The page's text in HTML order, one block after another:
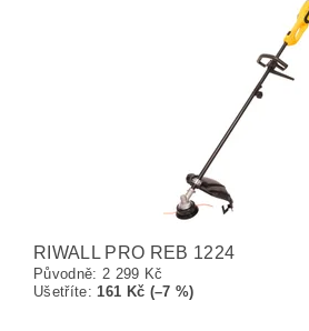
RIWALL PRO REB 1224
Původně: 2 299 Kč
Ušetříte:161 Kč (–7 %)